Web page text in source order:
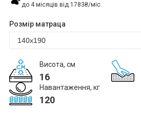
до 4 місяців від 1783₴/міс.
Розмір матраца
Висота, см
16
Навантаження, кг
120